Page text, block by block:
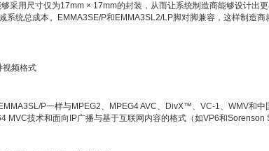
采用尺寸仅为17mm × 17mm的封装，从而让系统制造商能够设计出
减系统总成本。EMMA3SE/P和EMMA3SL2/LP脚对脚兼容，这样制造
视频格式
P一样与MPEG2、MPEG4 AVC、DivX™、VC-1、WMV和
MVC技术和面向IP广播与基于互联网内容的格式（如VP6和Sorenson